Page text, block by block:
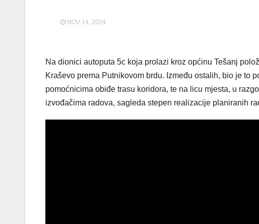
NOV 14, 2024
Na dionici autoputa 5c koja prolazi kroz općinu Tešanj
Kraševo prema Putnikovom brdu. Između ostalih, bio je to
pomoćnicima obiđe trasu koridora, te na licu mjesta, u
izvođačima radova, sagleda stepen realizacije planiranih